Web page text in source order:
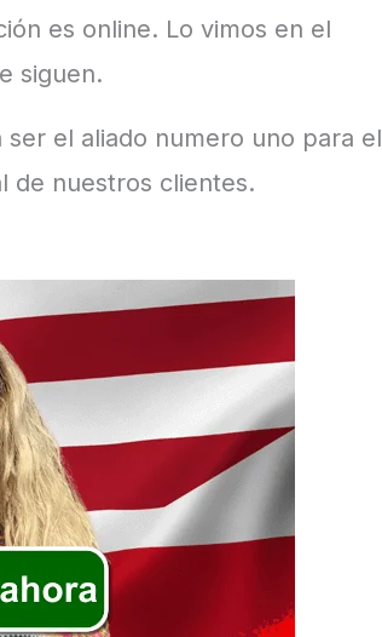
es online. Lo vimos en el
siguen.
ser el aliado numero uno para el
de nuestros clientes.